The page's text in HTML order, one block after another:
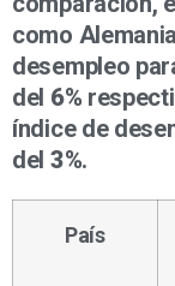
como
desempleo
del 6%
índice de
del 3%.
País